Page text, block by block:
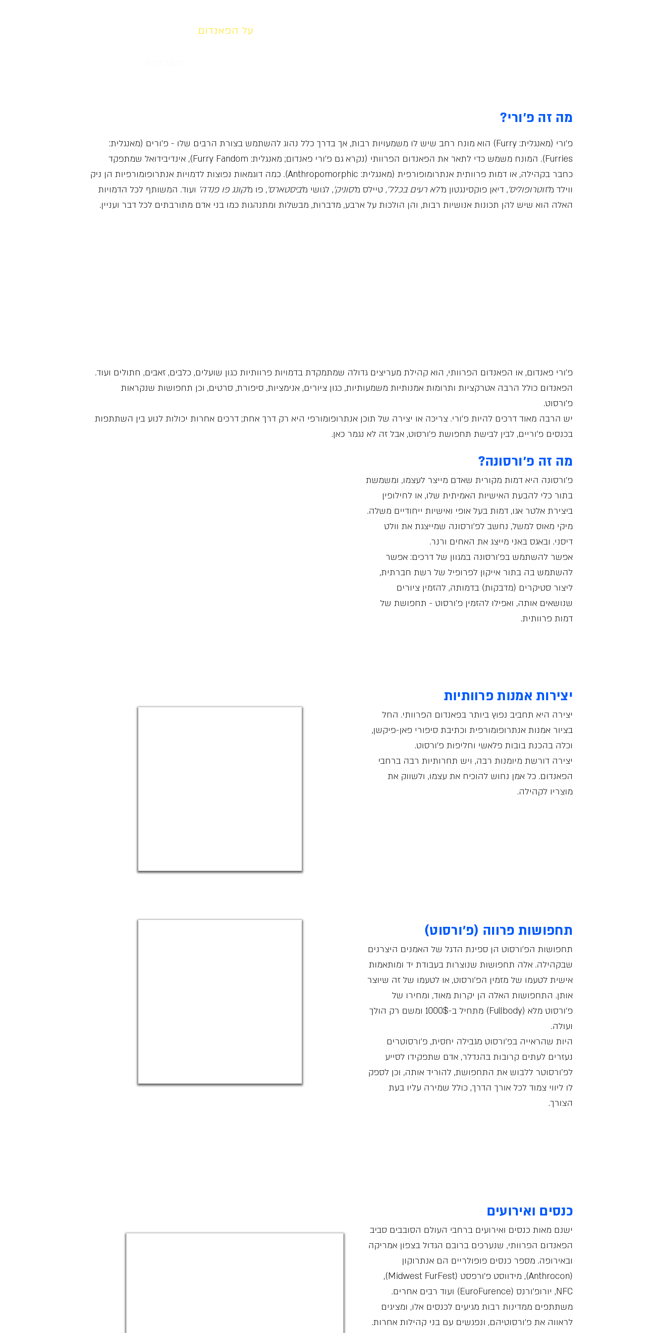
על הפאנדום
מה זה פ׳ורי?
פ׳ורי (מאנגלית: Furry) הוא מונח רחב שיש לו משמעויות רבות, אך בדרך כלל נהוג להשתמש בצורת הרבים שלו - פ׳ורים (מאנגלית:
Furries). המונח משמש כדי לתאר את הפאנדום הפרוותי (נקרא גם פ׳ורי פאנדום; מאנגלית: Furry Fandom), אינדיבידואל שמתפקד
כחבר בקהילה, או דמות פרוותית אנתרומופורפית (מאנגלית: Anthropomorphic). כמה דוגמאות נפוצות לדמויות אנתרופומורפיות הן ניק
ווילד מ׳זוטרופוליס׳, דיאן פוקסינגטון מ׳לא רעים בכלל׳, טיילס מ׳סוניק׳, לגושי מ׳ביסטארס׳, פו מ׳קונג פו פנדה׳ ועוד. המשותף לכל הדמויות
האלה הוא שיש להן תכונות אנושיות רבות, והן הולכות על ארבע, מדברות, מבשלות ומתנהגות כמו בני אדם מתורבתים לכל דבר ועניין.
פ׳ורי פאנדום, או הפאנדום הפרוותי, הוא קהילת מעריצים גדולה שמתמקדת בדמויות פרוותיות כגון שועלים, כלבים, זאבים, חתולים ועוד.
הפאנדום כולל הרבה אטרקציות ותרומות אמנותיות משמעותיות, כגון ציורים, אנימציות, סיפורת, סרטים, וכן תחפושות שנקראות
פ׳ורסוט.
יש הרבה מאוד דרכים להיות פ׳ורי. צריכה או יצירה של תוכן אנתרופומורפי היא רק דרך אחת; דרכים אחרות יכולות לנוע בין השתתפות
בכנסים פ׳וריים, לבין לבישת תחפושת פ׳ורסוט, אבל זה לא נגמר כאן.
מה זה פ׳ורסונה?
פ׳ורסונה היא דמות מקורית שאדם מייצר לעצמו, ומשמשת
בתור כלי להבעת האישיות האמיתית שלו, או לחילופין
ביצירת אלטר אגו, דמות בעל אופי ואישיות ייחודיים משלה.
מיקי מאוס למשל, נחשב לפ׳ורסונה שמייצגת את וולט
דיסני. ובאגס באני מייצג את האחים ורנר.
אפשר להשתמש בפ׳ורסונה במגוון של דרכים: אפשר
להשתמש בה בתור אייקון לפרופיל של רשת חברתית,
ליצור סטיקרים (מדבקות) בדמותה, להזמין ציורים
שנושאים אותה, ואפילו להזמין פ׳ורסוט - תחפושת של
דמות פרוותית.
יצירות אמנות פרוותיות
יצירה היא תחביב נפוץ ביותר בפאנדום הפרוותי. החל
בציור אמנות אנתרופומורפית וכתיבת סיפורי פאן-פיקשן,
וכלה בהכנת בובות פלאשי וחליפות פ׳ורסוט.
יצירה דורשת מיומנות רבה, ויש תחרותיות רבה ברחבי
הפאנדום. כל אמן נחוש להוכיח את עצמו, ולשווק את
מוצריו לקהילה.
תחפושות פרווה (פ׳ורסוט)
תחפושות הפ׳ורסוט הן ספינת הדגל של האמנים היצרנים
שבקהילה. אלה תחפושות שנוצרות בעבודת יד ומותאמות
אישית לטעמו של מזמין הפ׳ורסוט, או לטעמו של זה שיוצר
אותן. התחפושות האלה הן יקרות מאוד, ומחירו של
פ׳ורסוט מלא (Fullbody) מתחיל ב-1000$ ומשם רק הולך
ועולה.
היות שהראייה בפ׳ורסוט מגבילה יחסית, פ׳ורסוטרים
נעזרים לעתים קרובות בהנדלר, אדם שתפקידו לסייע
לפ׳ורסוטר ללבוש את התחפושת, להוריד אותה, וכן לספק
לו ליווי צמוד לכל אורך הדרך, כולל שמירה עליו בעת
הצורך.
כנסים ואירועים
ישנם מאות כנסים ואירועים ברחבי העולם הסובבים סביב
הפאנדום הפרוותי, שנערכים ברובם הגדול בצפון אמריקה
ובאירופה. מספר כנסים פופולריים הם אנתרוקון
(Anthrocon), מידווסט פ׳ורפסט (Midwest FurFest),
NFC, יורופ׳ורנס (EuroFurence) ועוד רבים אחרים.
משתתפים ממדינות רבות מגיעים לכנסים אלו, ומציגים
לראווה את פ׳ורסוטיהם, ונפגשים עם בני קהילות אחרות.